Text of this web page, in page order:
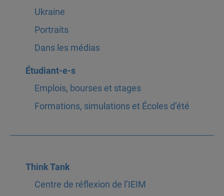
Ukraine
Portraits
Dans les médias
Étudiant-e-s
Emplois, bourses et stages
Formations, simulations et Écoles d’été
Think Tank
Centre de réflexion de l’IEIM